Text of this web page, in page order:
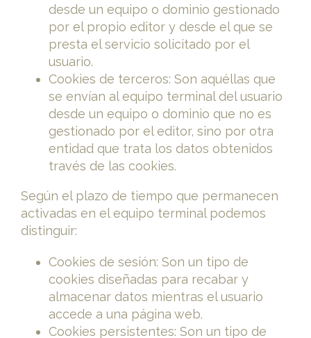
desde un equipo o dominio gestionado
por el propio editor y desde el que se
presta el servicio solicitado por el
usuario.
Cookies de terceros: Son aquéllas que
se envían al equipo terminal del usuario
desde un equipo o dominio que no es
gestionado por el editor, sino por otra
entidad que trata los datos obtenidos
través de las cookies.
Según el plazo de tiempo que permanecen
activadas en el equipo terminal podemos
distinguir:
Cookies de sesión: Son un tipo de
cookies diseñadas para recabar y
almacenar datos mientras el usuario
accede a una página web.
Cookies persistentes: Son un tipo de